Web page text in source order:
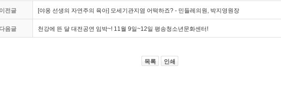
이전글 [야옹 선생의 자연주의 육아] 모세기관지염 어떡하죠? - 민들레의원, 박지영원장
다음글 천강에 뜬 달 대전공연 임박~! 11월 9일~12일 평송청소년문화센터!
목록 인쇄